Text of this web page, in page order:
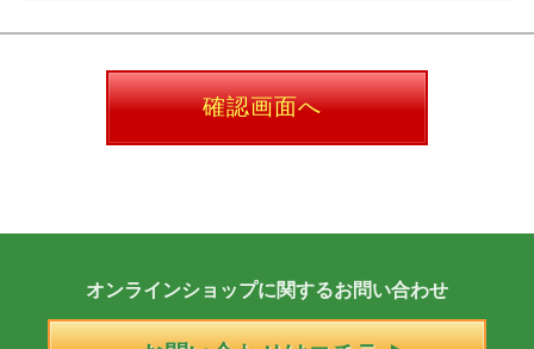
確認画面へ
オンラインショップに関するお問い合わせ